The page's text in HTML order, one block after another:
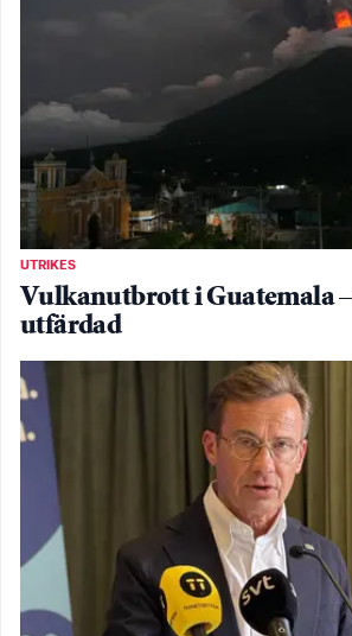
UTRIKES
Vulkanutbrott i Guatemala
utfärdad